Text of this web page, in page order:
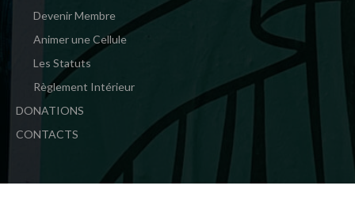
Devenir Membre
Animer une Cellule
Les Statuts
Règlement Intérieur
DONATIONS
CONTACTS